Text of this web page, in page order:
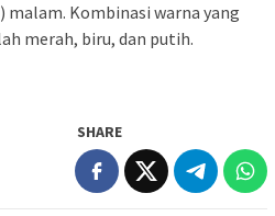
Kombinasi warna yang
merah, biru, dan putih.
SHARE